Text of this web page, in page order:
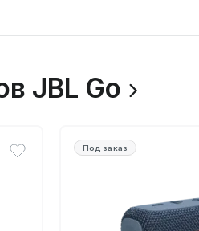
JBL Go
Под заказ